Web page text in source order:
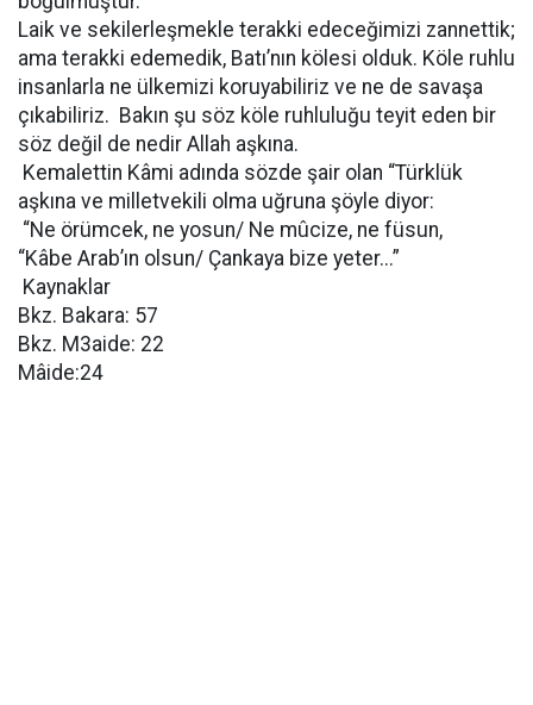
Laik ve sekilerleşmekle terakki edeceğimizi zannettik;
ama terakki edemedik, Batı’nın kölesi olduk. Köle ruhlu
insanlarla ne ülkemizi koruyabiliriz ve ne de savaşa
çıkabiliriz. Bakın şu söz köle ruhluluğu teyit eden bir
söz değil de nedir Allah aşkına.
Kemalettin Kâmi adında sözde şair olan “Türklük
aşkına ve milletvekili olma uğruna şöyle diyor:
“Ne örümcek, ne yosun/ Ne mûcize, ne füsun,
“Kâbe Arab’ın olsun/ Çankaya bize yeter...”
Kaynaklar
Bkz. Bakara: 57
Bkz. M3aide: 22
Mâide:24